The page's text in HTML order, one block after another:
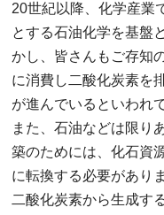
20世紀以降、化学産業
とする石油化学を基盤
かし、皆さんもご存知
に消費し二酸化炭素を
が進んでいるといわれ
また、石油などは限り
築のためには、化石資
に転換する必要があり
二酸化炭素から生成す